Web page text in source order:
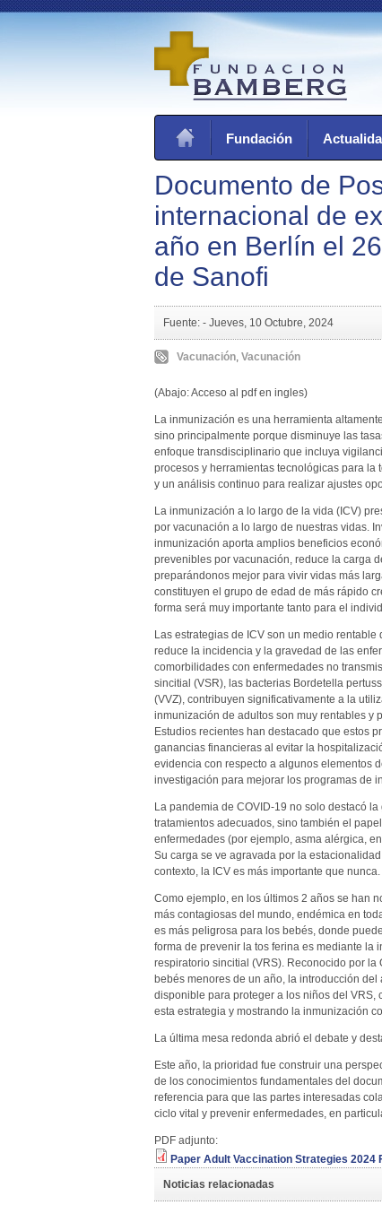
Fundación
Documento de
internacional de
año en Berlín el
de Sanofi
Fuente: - Jueves, 10 Octubre, 2024
Vacunación, Vacunación
(Abajo: Acceso al pdf en ingles)
La inmunización es una herramienta
sino principalmente porque disminuye las
enfoque transdisciplinario que incluya
procesos y herramientas tecnológicas para
y un análisis continuo para realizar ajustes
La inmunización a lo largo de la vida (ICV)
por vacunación a lo largo de nuestras vidas.
inmunización aporta amplios beneficios
prevenibles por vacunación, reduce la carga
preparándonos mejor para vivir vidas más
constituyen el grupo de edad de más rápido
forma será muy importante tanto para el
Las estrategias de ICV son un medio
reduce la incidencia y la gravedad de las
comorbilidades con enfermedades no
sincitial (VSR), las bacterias Bordetella
(VVZ), contribuyen significativamente a la
inmunización de adultos son muy rentables y
Estudios recientes han destacado que estos
ganancias financieras al evitar la
evidencia con respecto a algunos elementos
investigación para mejorar los programas de
La pandemia de COVID-19 no solo destacó
tratamientos adecuados, sino también el
enfermedades (por ejemplo, asma alérgica,
Su carga se ve agravada por la
contexto, la ICV es más importante que nunca.
Como ejemplo, en los últimos 2 años se han
más contagiosas del mundo, endémica en
es más peligrosa para los bebés, donde
forma de prevenir la tos ferina es mediante la
respiratorio sincitial (VRS). Reconocido por
bebés menores de un año, la introducción
disponible para proteger a los niños del
esta estrategia y mostrando la inmunización
La última mesa redonda abrió el debate y
Este año, la prioridad fue construir una
de los conocimientos fundamentales del
referencia para que las partes interesadas
ciclo vital y prevenir enfermedades, en
PDF adjunto:
Paper Adult Vaccination Strategies 2024
Noticias relacionadas